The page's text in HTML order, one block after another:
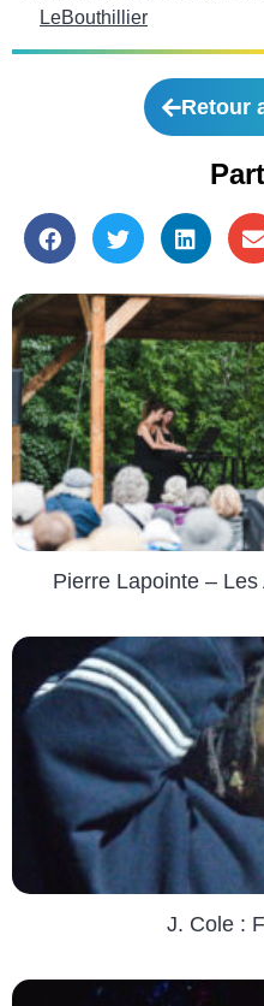
LeBouthillier
Retour
Pierre Lapointe – Les
J. Cole :